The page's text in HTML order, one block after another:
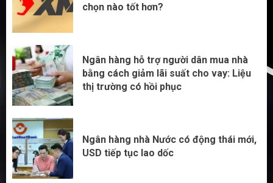
chọn nào tốt hơn?
Ngân hàng hỗ trợ người dân mua nhà
bằng cách giảm lãi suất cho vay: Liệu
thị trường có hồi phục
Ngân hàng nhà Nước có động thái mới,
USD tiếp tục lao dốc